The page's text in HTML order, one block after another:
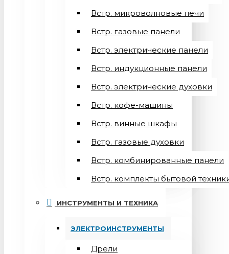
Встр. микроволновые печи
Встр. газовые панели
Встр. электрические панели
Встр. индукционные панели
Встр. электрические духовки
Встр. кофе-машины
Встр. винные шкафы
Встр. газовые духовки
Встр. комбинированные панели
Встр. комплекты бытовой
ИНСТРУМЕНТЫ И ТЕХНИКА
ЭЛЕКТРОИНСТРУМЕНТЫ
Дрели